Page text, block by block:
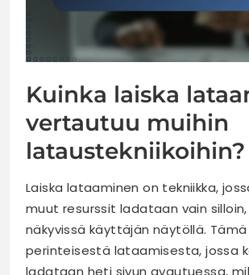
Kuinka laiska
vertautuu muihin
lataustekniikoihin?
Laiska lataaminen on tekniikka,
muut resurssit ladataan vain
näkyvissä käyttäjän näytöllä.
perinteisestä lataamisesta, jossa